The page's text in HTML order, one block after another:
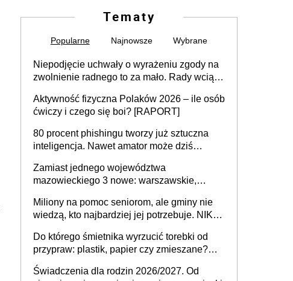
Tematy
Popularne Najnowsze Wybrane
Niepodjęcie uchwały o wyrażeniu zgody na
zwolnienie radnego to za mało. Rady wciąż
rozstrzygać sprawy
Aktywność fizyczna Polaków 2026 – ile osób
ćwiczy i czego się boi? [RAPORT]
80 procent phishingu tworzy już sztuczna
inteligencja. Nawet amator może dziś
Zamiast jednego województwa
mazowieckiego 3 nowe: warszawskie,
Europie nie ma tak dużych jednostek
stołecznych
Miliony na pomoc seniorom, ale gminy nie
wiedzą, kto najbardziej jej potrzebuje. NIK
Do którego śmietnika wyrzucić torebki od
przypraw: plastik, papier czy zmieszane?
Świadczenia dla rodzin 2026/2027. Od